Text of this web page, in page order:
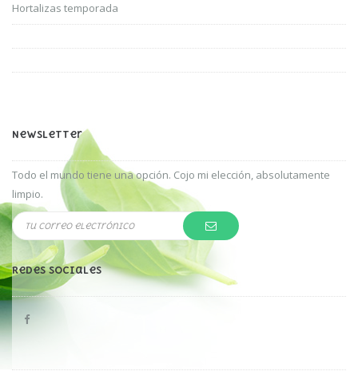
Hortalizas temporada
Newsletter
Todo el mundo tiene una opción. Cojo mi elección, absolutamente
limpio.
Redes Sociales